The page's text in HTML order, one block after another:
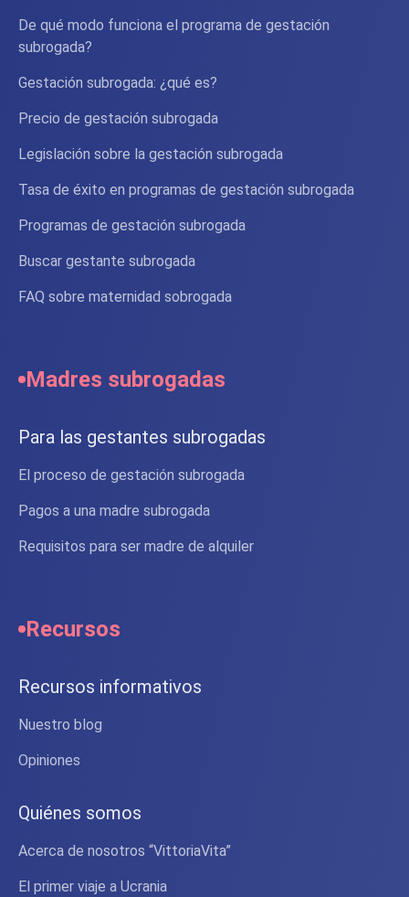
De qué modo funciona el programa de gestación
subrogada?
Gestación subrogada: ¿qué es?
Precio de gestación subrogada
Legislación sobre la gestación subrogada
Tasa de éxito en programas de gestación subrogada
Programas de gestación subrogada
Buscar gestante subrogada
FAQ sobre maternidad sobrogada
Madres subrogadas
Para las gestantes subrogadas
El proceso de gestación subrogada
Pagos a una madre subrogada
Requisitos para ser madre de alquiler
Recursos
Recursos informativos
Nuestro blog
Opiniones
Quiénes somos
Acerca de nosotros “VittoriaVita”
El primer viaje a Ucrania